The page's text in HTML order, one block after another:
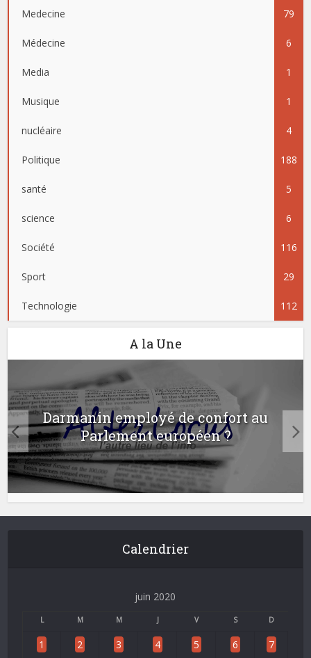
Medecine 79
Médecine 6
Media 1
Musique 1
nucléaire 4
Politique 188
santé 5
science 6
Société 116
Sport 29
Technologie 112
A la Une
Darmanin employé de confort au
Parlement européen ?
Calendrier
juin 2020
L M M J V S D
1 2 3 4 5 6 7